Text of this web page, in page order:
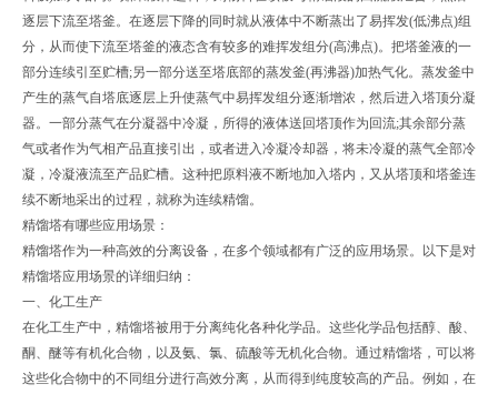
逐层下流至塔釜。在逐层下降的同时就从液体中不断蒸出了易挥发(低沸点)组
分，从而使下流至塔釜的液态含有较多的难挥发组分(高沸点)。把塔釜液的一
部分连续引至贮槽;另一部分送至塔底部的蒸发釜(再沸器)加热气化。蒸发釜中
产生的蒸气自塔底逐层上升使蒸气中易挥发组分逐渐增浓，然后进入塔顶分凝
器。一部分蒸气在分凝器中冷凝，所得的液体送回塔顶作为回流;其余部分蒸
气或者作为气相产品直接引出，或者进入冷凝冷却器，将未冷凝的蒸气全部冷
凝，冷凝液流至产品贮槽。这种把原料液不断地加入塔内，又从塔顶和塔釜连
续不断地采出的过程，就称为连续精馏。
精馏塔有哪些应用场景：
精馏塔作为一种高效的分离设备，在多个领域都有广泛的应用场景。以下是对
精馏塔应用场景的详细归纳：
一、化工生产
在化工生产中，精馏塔被用于分离纯化各种化学品。这些化学品包括醇、酸、
酮、醚等有机化合物，以及氨、氯、硫酸等无机化合物。通过精馏塔，可以将
这些化合物中的不同组分进行高效分离，从而得到纯度较高的产品。例如，在